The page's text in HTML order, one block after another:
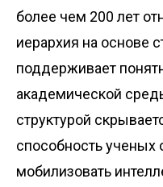
более чем 200 лет
иерархия на основе
поддерживает
академической
структурой
способность ученых
мобилизовать